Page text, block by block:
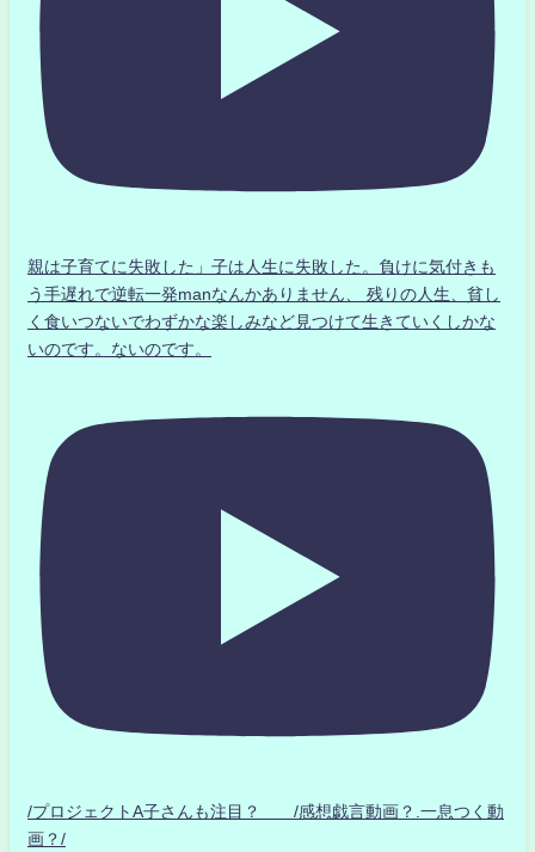
親は子育てに失敗した」子は人生に失敗した。負けに気付きも
う手遅れで逆転一発manなんかありません、 残りの人生、貧し
く食いつないでわずかな楽しみなど見つけて生きていくしかな
いのです。ないのです。
/プロジェクトA子さんも注目？ /感想戯言動画？.一息つく動
画？/